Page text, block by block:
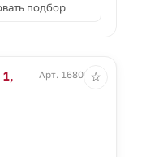
подбор
Арт. 16809.40
☆